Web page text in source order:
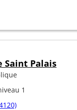
Saint Palais
1